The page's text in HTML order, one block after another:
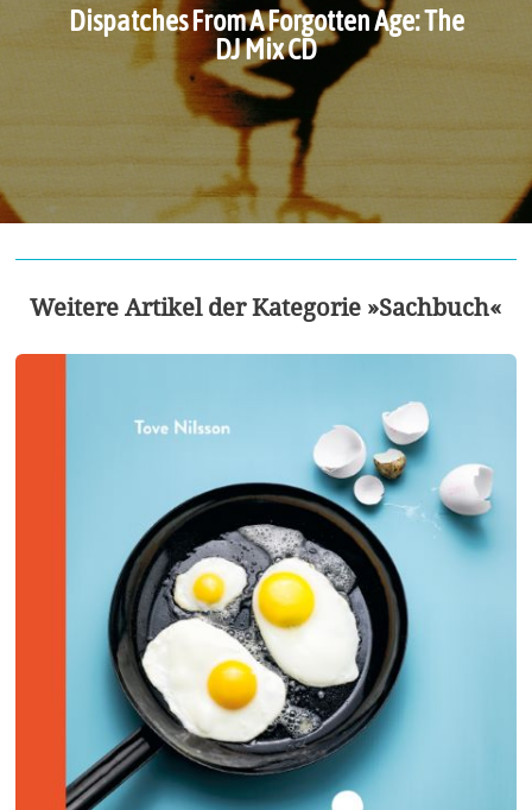
Dispatches From A Forgotten Age: The
DJ Mix CD
Weitere Artikel der Kategorie »Sachbuch«